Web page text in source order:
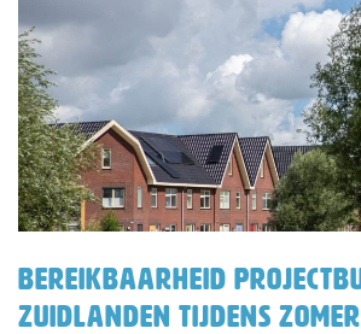
Bereikbaarheid
Zuidlanden tijdens